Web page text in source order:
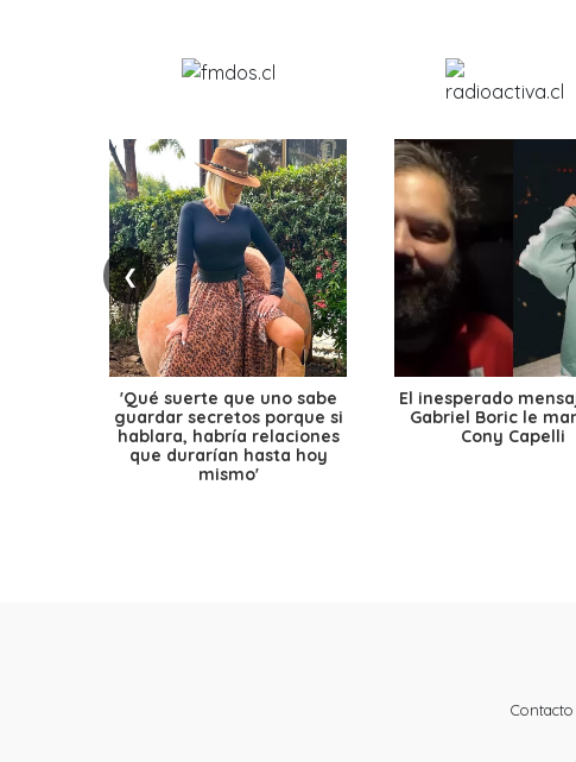
❮
'Qué suerte que uno sabe
guardar secretos porque si
hablara, habría relaciones
que durarían hasta hoy
mismo'
El inesperado
Gabriel Boric le
Cony Capelli